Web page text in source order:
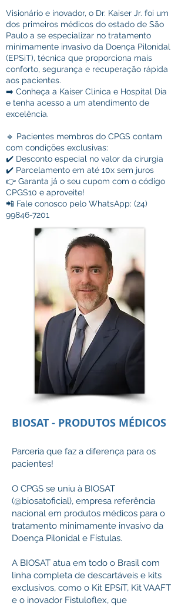
Visionário e inovador, o Dr. Kaiser Jr. foi um
dos primeiros médicos do estado de São
Paulo a se especializar no tratamento
minimamente invasivo da Doença Pilonidal
(EPSiT), técnica que proporciona mais
conforto, segurança e recuperação rápida
aos pacientes.
➡️ Conheça a Kaiser Clínica e Hospital Dia
e tenha acesso a um atendimento de
excelência.
🔹 Pacientes membros do CPGS contam
com condições exclusivas:
✔️ Desconto especial no valor da cirurgia
✔️ Parcelamento em até 10x sem juros
👉 Garanta já o seu cupom com o código
CPGS10 e aproveite!
📲 Fale conosco pelo WhatsApp: (24)
99846-7201
BIOSAT - PRODUTOS MÉDICOS
Parceria que faz a diferença para os
pacientes!
O CPGS se uniu à BIOSAT
(@biosatoficial), empresa referência
nacional em produtos médicos para o
tratamento minimamente invasivo da
Doença Pilonidal e Fístulas.
A BIOSAT atua em todo o Brasil com
linha completa de descartáveis e kits
exclusivos, como o Kit EPSiT, Kit VAAFT
e o inovador Fistuloflex, que